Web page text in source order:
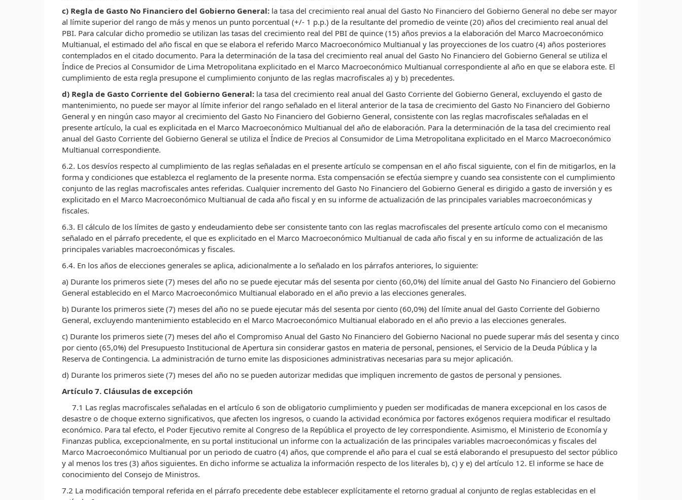
c) Regla de Gasto No Financiero del Gobierno General: la tasa del crecimiento real anual del Gasto No Financiero del Gobierno General no debe ser mayor
al límite superior del rango de más y menos un punto porcentual (+/- 1 p.p.) de la resultante del promedio de veinte (20) años del crecimiento real anual del
PBI. Para calcular dicho promedio se utilizan las tasas del crecimiento real del PBI de quince (15) años previos a la elaboración del Marco Macroeconómico
Multianual, el estimado del año fiscal en que se elabora el referido Marco Macroeconómico Multianual y las proyecciones de los cuatro (4) años posteriores
contemplados en el citado documento. Para la determinación de la tasa del crecimiento real anual del Gasto No Financiero del Gobierno General se utiliza el
Índice de Precios al Consumidor de Lima Metropolitana explicitado en el Marco Macroeconómico Multianual correspondiente al año en que se elabora este. El
cumplimiento de esta regla presupone el cumplimiento conjunto de las reglas macrofiscales a) y b) precedentes.
d) Regla de Gasto Corriente del Gobierno General: la tasa del crecimiento real anual del Gasto Corriente del Gobierno General, excluyendo el gasto de
mantenimiento, no puede ser mayor al límite inferior del rango señalado en el literal anterior de la tasa de crecimiento del Gasto No Financiero del Gobierno
General y en ningún caso mayor al crecimiento del Gasto No Financiero del Gobierno General, consistente con las reglas macrofiscales señaladas en el
presente artículo, la cual es explicitada en el Marco Macroeconómico Multianual del año de elaboración. Para la determinación de la tasa del crecimiento real
anual del Gasto Corriente del Gobierno General se utiliza el Índice de Precios al Consumidor de Lima Metropolitana explicitado en el Marco Macroeconómico
Multianual correspondiente.
6.2. Los desvíos respecto al cumplimiento de las reglas señaladas en el presente artículo se compensan en el año fiscal siguiente, con el fin de mitigarlos, en la
forma y condiciones que establezca el reglamento de la presente norma. Esta compensación se efectúa siempre y cuando sea consistente con el cumplimiento
conjunto de las reglas macrofiscales antes referidas. Cualquier incremento del Gasto No Financiero del Gobierno General es dirigido a gasto de inversión y es
explicitado en el Marco Macroeconómico Multianual de cada año fiscal y en su informe de actualización de las principales variables macroeconómicas y
fiscales.
6.3. El cálculo de los límites de gasto y endeudamiento debe ser consistente tanto con las reglas macrofiscales del presente artículo como con el mecanismo
señalado en el párrafo precedente, el que es explicitado en el Marco Macroeconómico Multianual de cada año fiscal y en su informe de actualización de las
principales variables macroeconómicas y fiscales.
6.4. En los años de elecciones generales se aplica, adicionalmente a lo señalado en los párrafos anteriores, lo siguiente:
a) Durante los primeros siete (7) meses del año no se puede ejecutar más del sesenta por ciento (60,0%) del límite anual del Gasto No Financiero del Gobierno
General establecido en el Marco Macroeconómico Multianual elaborado en el año previo a las elecciones generales.
b) Durante los primeros siete (7) meses del año no se puede ejecutar más del sesenta por ciento (60,0%) del límite anual del Gasto Corriente del Gobierno
General, excluyendo mantenimiento establecido en el Marco Macroeconómico Multianual elaborado en el año previo a las elecciones generales.
c) Durante los primeros siete (7) meses del año el Compromiso Anual del Gasto No Financiero del Gobierno Nacional no puede superar más del sesenta y cinco
por ciento (65,0%) del Presupuesto Institucional de Apertura sin considerar gastos en materia de personal, pensiones, el Servicio de la Deuda Pública y la
Reserva de Contingencia. La administración de turno emite las disposiciones administrativas necesarias para su mejor aplicación.
d) Durante los primeros siete (7) meses del año no se pueden autorizar medidas que impliquen incremento de gastos de personal y pensiones.
Artículo 7. Cláusulas de excepción
7.1 Las reglas macrofiscales señaladas en el artículo 6 son de obligatorio cumplimiento y pueden ser modificadas de manera excepcional en los casos de
desastre o de choque externo significativos, que afecten los ingresos, o cuando la actividad económica por factores exógenos requiera modificar el resultado
económico. Para tal efecto, el Poder Ejecutivo remite al Congreso de la República el proyecto de ley correspondiente. Asimismo, el Ministerio de Economía y
Finanzas publica, excepcionalmente, en su portal institucional un informe con la actualización de las principales variables macroeconómicas y fiscales del
Marco Macroeconómico Multianual por un periodo de cuatro (4) años, que comprende el año para el cual se está elaborando el presupuesto del sector público
y al menos los tres (3) años siguientes. En dicho informe se actualiza la información respecto de los literales b), c) y e) del artículo 12. El informe se hace de
conocimiento del Consejo de Ministros.
7.2 La modificación temporal referida en el párrafo precedente debe establecer explícitamente el retorno gradual al conjunto de reglas establecidas en el